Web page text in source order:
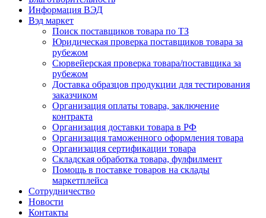
Информация ВЭД
Вэд маркет
Поиск поставщиков товара по ТЗ
Юридическая проверка поставщиков товара за
рубежом
Сюрвейерская проверка товара/поставщика за
рубежом
Доставка образцов продукции для тестирования
заказчиком
Организация оплаты товара, заключение
контракта
Организация доставки товара в РФ
Организация таможенного оформления товара
Организация сертификации товара
Складская обработка товара, фулфилмент
Помощь в поставке товаров на склады
маркетплейса
Сотрудничество
Новости
Контакты